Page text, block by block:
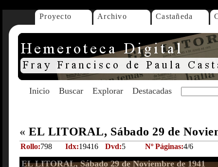
Proyecto Archivo Castañeda
Inicio Buscar Explorar Destacadas
« EL LITORAL, Sábado 29 de
Rollo:798 Idx:19416 Dvd:5 Nº Páginas:4/6
EL LITORAL, Sábado 29 de Noviembre de 1941